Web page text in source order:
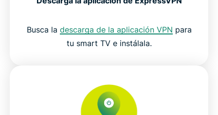
Busca la descarga de la aplicación VPN para
tu smart TV e instálala.